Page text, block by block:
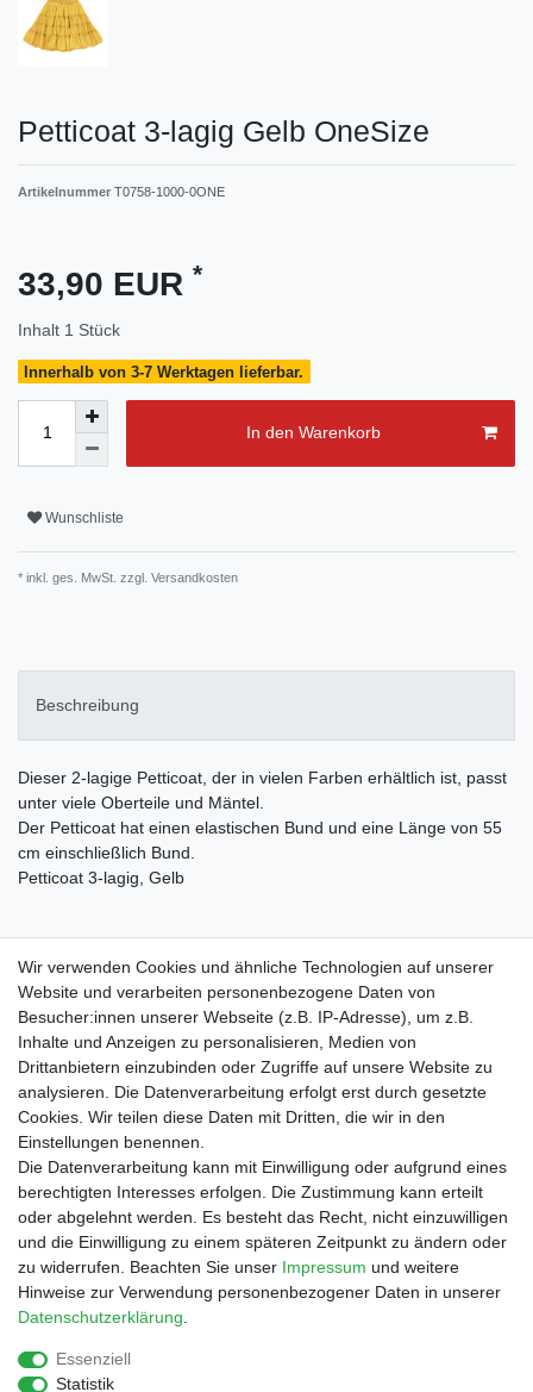
Petticoat 3-lagig Gelb OneSize
Artikelnummer T0758-1000-0ONE
33,90 EUR *
Inhalt 1 Stück
Innerhalb von 3-7 Werktagen lieferbar.
In den Warenkorb
Wunschliste
* inkl. ges. MwSt. zzgl. Versandkosten
Beschreibung
Dieser 2-lagige Petticoat, der in vielen Farben erhältlich ist, passt
unter viele Oberteile und Mäntel.
Der Petticoat hat einen elastischen Bund und eine Länge von 55
cm einschließlich Bund.
Petticoat 3-lagig, Gelb
Textilkennzeichnung: 100% Polyester
Shop
Zahlungs- und Versandbedingungen
Warenkorb
Kasse
Mein Konto
Kontakt
Facebook
Service
Wir verwenden Cookies und ähnliche Technologien auf unserer
Website und verarbeiten personenbezogene Daten von
Besucher:innen unserer Webseite (z.B. IP-Adresse), um z.B.
Inhalte und Anzeigen zu personalisieren, Medien von
Drittanbietern einzubinden oder Zugriffe auf unsere Website zu
analysieren. Die Datenverarbeitung erfolgt erst durch gesetzte
Cookies. Wir teilen diese Daten mit Dritten, die wir in den
Einstellungen benennen.
Die Datenverarbeitung kann mit Einwilligung oder aufgrund eines
berechtigten Interesses erfolgen. Die Zustimmung kann erteilt
oder abgelehnt werden. Es besteht das Recht, nicht einzuwilligen
und die Einwilligung zu einem späteren Zeitpunkt zu ändern oder
zu widerrufen. Beachten Sie unser Impressum und weitere
Hinweise zur Verwendung personenbezogener Daten in unserer
Daten­schutz­erklärung
Essenziell
Statistik